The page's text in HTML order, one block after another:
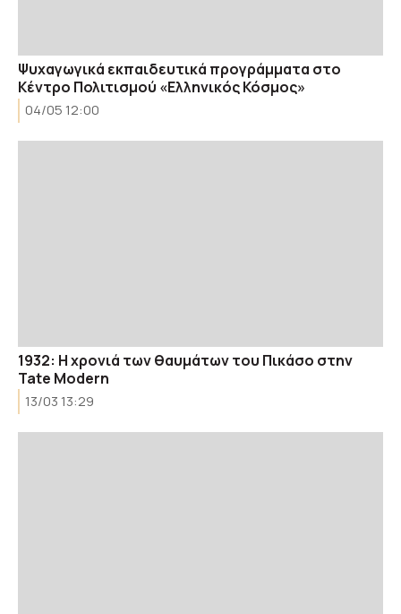
Ψυχαγωγικά εκπαιδευτικά προγράμματα στο
Κέντρο Πολιτισμού «Ελληνικός Κόσμος»
04/05 12:00
1932: Η χρονιά των θαυμάτων του Πικάσο στην
Tate Modern
13/03 13:29